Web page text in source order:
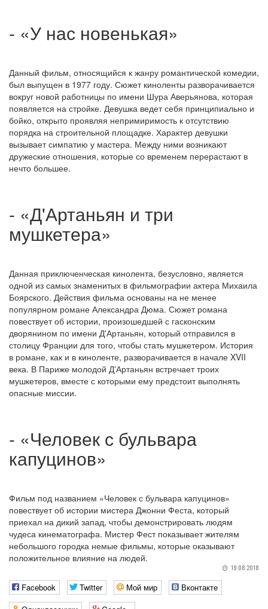
- «У нас новенькая»
Данный фильм, относящийся к жанру романтической комедии,
был выпущен в 1977 году. Сюжет киноленты разворачивается
вокруг новой работницы по имени Шура Аверьянова, которая
появляется на стройке. Девушка ведет себя принципиально и
бойко, открыто проявляя непримиримость к отсутствию
порядка на строительной площадке. Характер девушки
вызывает симпатию у мастера. Между ними возникают
дружеские отношения, которые со временем перерастают в
нечто большее.
- «Д'Артаньян и три
мушкетера»
Данная приключенческая кинолента, безусловно, является
одной из самых знаменитых в фильмографии актера Михаила
Боярского. Действия фильма основаны на не менее
популярном романе Александра Дюма. Сюжет романа
повествует об истории, произошедшей с гасконским
дворянином по имени Д'Артаньян, который отправился в
столицу Франции для того, чтобы стать мушкетером. История
в романе, как и в киноленте, разворачивается в начале XVII
века. В Париже молодой Д'Артаньян встречает троих
мушкетеров, вместе с которыми ему предстоит выполнять
опасные миссии.
- «Человек с бульвара
капуцинов»
Фильм под названием «Человек с бульвара капуцинов»
повествует об истории мистера Джонни Феста, который
приехал на дикий запад, чтобы демонстрировать людям
чудеса кинематографа. Мистер Фест показывает жителям
небольшого городка немые фильмы, которые оказывают
положительное влияние на людей.
19.08.2018
Facebook Twitter Мой мир
Вконтакте